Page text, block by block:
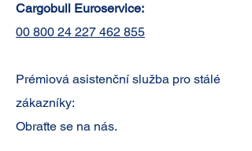
Cargobull Euroservice:
00 800 24 227 462 855
Prémiová asistenční služba pro stálé
zákazníky:
Obraťte se na nás.